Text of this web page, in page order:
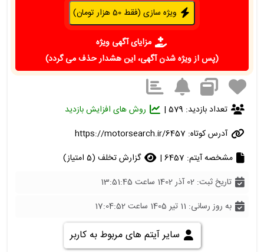
ویژه سازی (فقط 50 هزار تومان)
مزایای آگهی ویژه
(پس از ویژه شدن آگهی، این هشدار حذف می گردد)
تعداد بازدید: 579 |
روش های افزایش بازدید
آدرس کوتاه: https://motorsearch.ir/6457
مشخصه آیتم: 6457 |
گزارش تخلف (5 امتیاز)
تاریخ ثبت: 02 آذر 1402 ساعت 13:51:45
به روز رسانی: 11 تیر 1405 ساعت 17:04:52
سایر آیتم های مربوط به کاربر